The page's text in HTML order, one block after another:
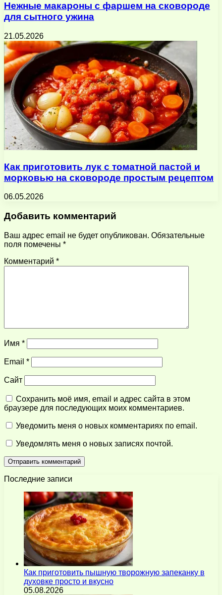
Нежные макароны с фаршем на сковороде
для сытного ужина
21.05.2026
Как приготовить лук с томатной пастой и
морковью на сковороде простым рецептом
06.05.2026
Добавить комментарий
Ваш адрес email не будет опубликован. Обязательные
поля помечены *
Комментарий *
Имя *
Email *
Сайт
Сохранить моё имя, email и адрес сайта в этом
браузере для последующих моих комментариев.
Уведомить меня о новых комментариях по email.
Уведомлять меня о новых записях почтой.
Последние записи
Как приготовить пышную творожную запеканку в
духовке просто и вкусно
05.08.2026